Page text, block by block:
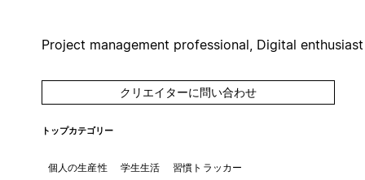
Project management professional, Digital enthusiast
クリエイターに問い合わせ
トップカテゴリー
個人の生産性 学生生活 習慣トラッカー